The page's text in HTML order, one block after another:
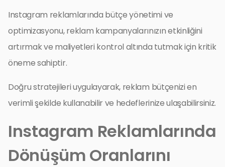
Instagram reklamlarında bütçe yönetimi ve
optimizasyonu, reklam kampanyalarınızın etkinliğini
artırmak ve maliyetleri kontrol altında tutmak için kritik
öneme sahiptir.
Doğru stratejileri uygulayarak, reklam bütçenizi en
verimli şekilde kullanabilir ve hedeflerinize ulaşabilirsiniz.
Instagram Reklamlarında
Dönüşüm Oranlarını